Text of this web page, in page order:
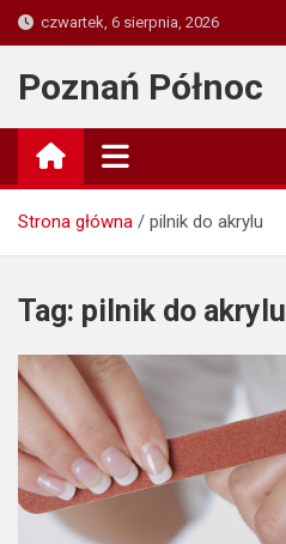
Skip
to
content
czwartek, 6 sierpnia, 2026
Poznań Północ
Strona główna pilnik do akrylu
Tag: pilnik do akrylu